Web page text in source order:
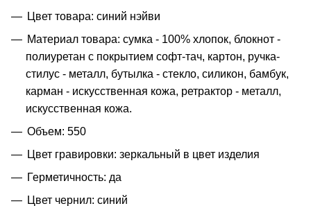
Цвет товара: синий нэйви
Материал товара: сумка - 100% хлопок, блокнот -
полиуретан с покрытием софт-тач, картон, ручка-
стилус - металл, бутылка - стекло, силикон, бамбук,
карман - искусственная кожа, ретрактор - металл,
искусственная кожа.
Объем: 550
Цвет гравировки: зеркальный в цвет изделия
Герметичность: да
Цвет чернил: синий